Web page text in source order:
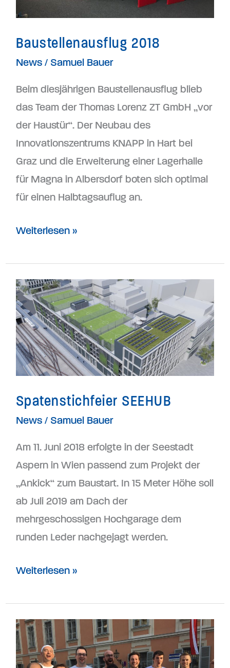
Baustellenausflug 2018
News/ Samuel Bauer
Beim diesjährigen Baustellenausflug blieb
das Team der Thomas Lorenz ZT GmbH „vor
der Haustür“. Der Neubau des
Innovationszentrums KNAPP in Hart bei
Graz und die Erweiterung einer Lagerhalle
für Magna in Albersdorf boten sich optimal
für einen Halbtagsauflug an.
Weiterlesen »
Spatenstichfeier SEEHUB
News/ Samuel Bauer
Am 11. Juni 2018 erfolgte in der Seestadt
Aspern in Wien passend zum Projekt der
„Ankick“ zum Baustart. In 15 Meter Höhe soll
ab Juli 2019 am Dach der
mehrgeschossigen Hochgarage dem
runden Leder nachgejagt werden.
Spatenstichfeier
SEEHUB
Weiterlesen »
Raiffeisen
Businesslauf
2018